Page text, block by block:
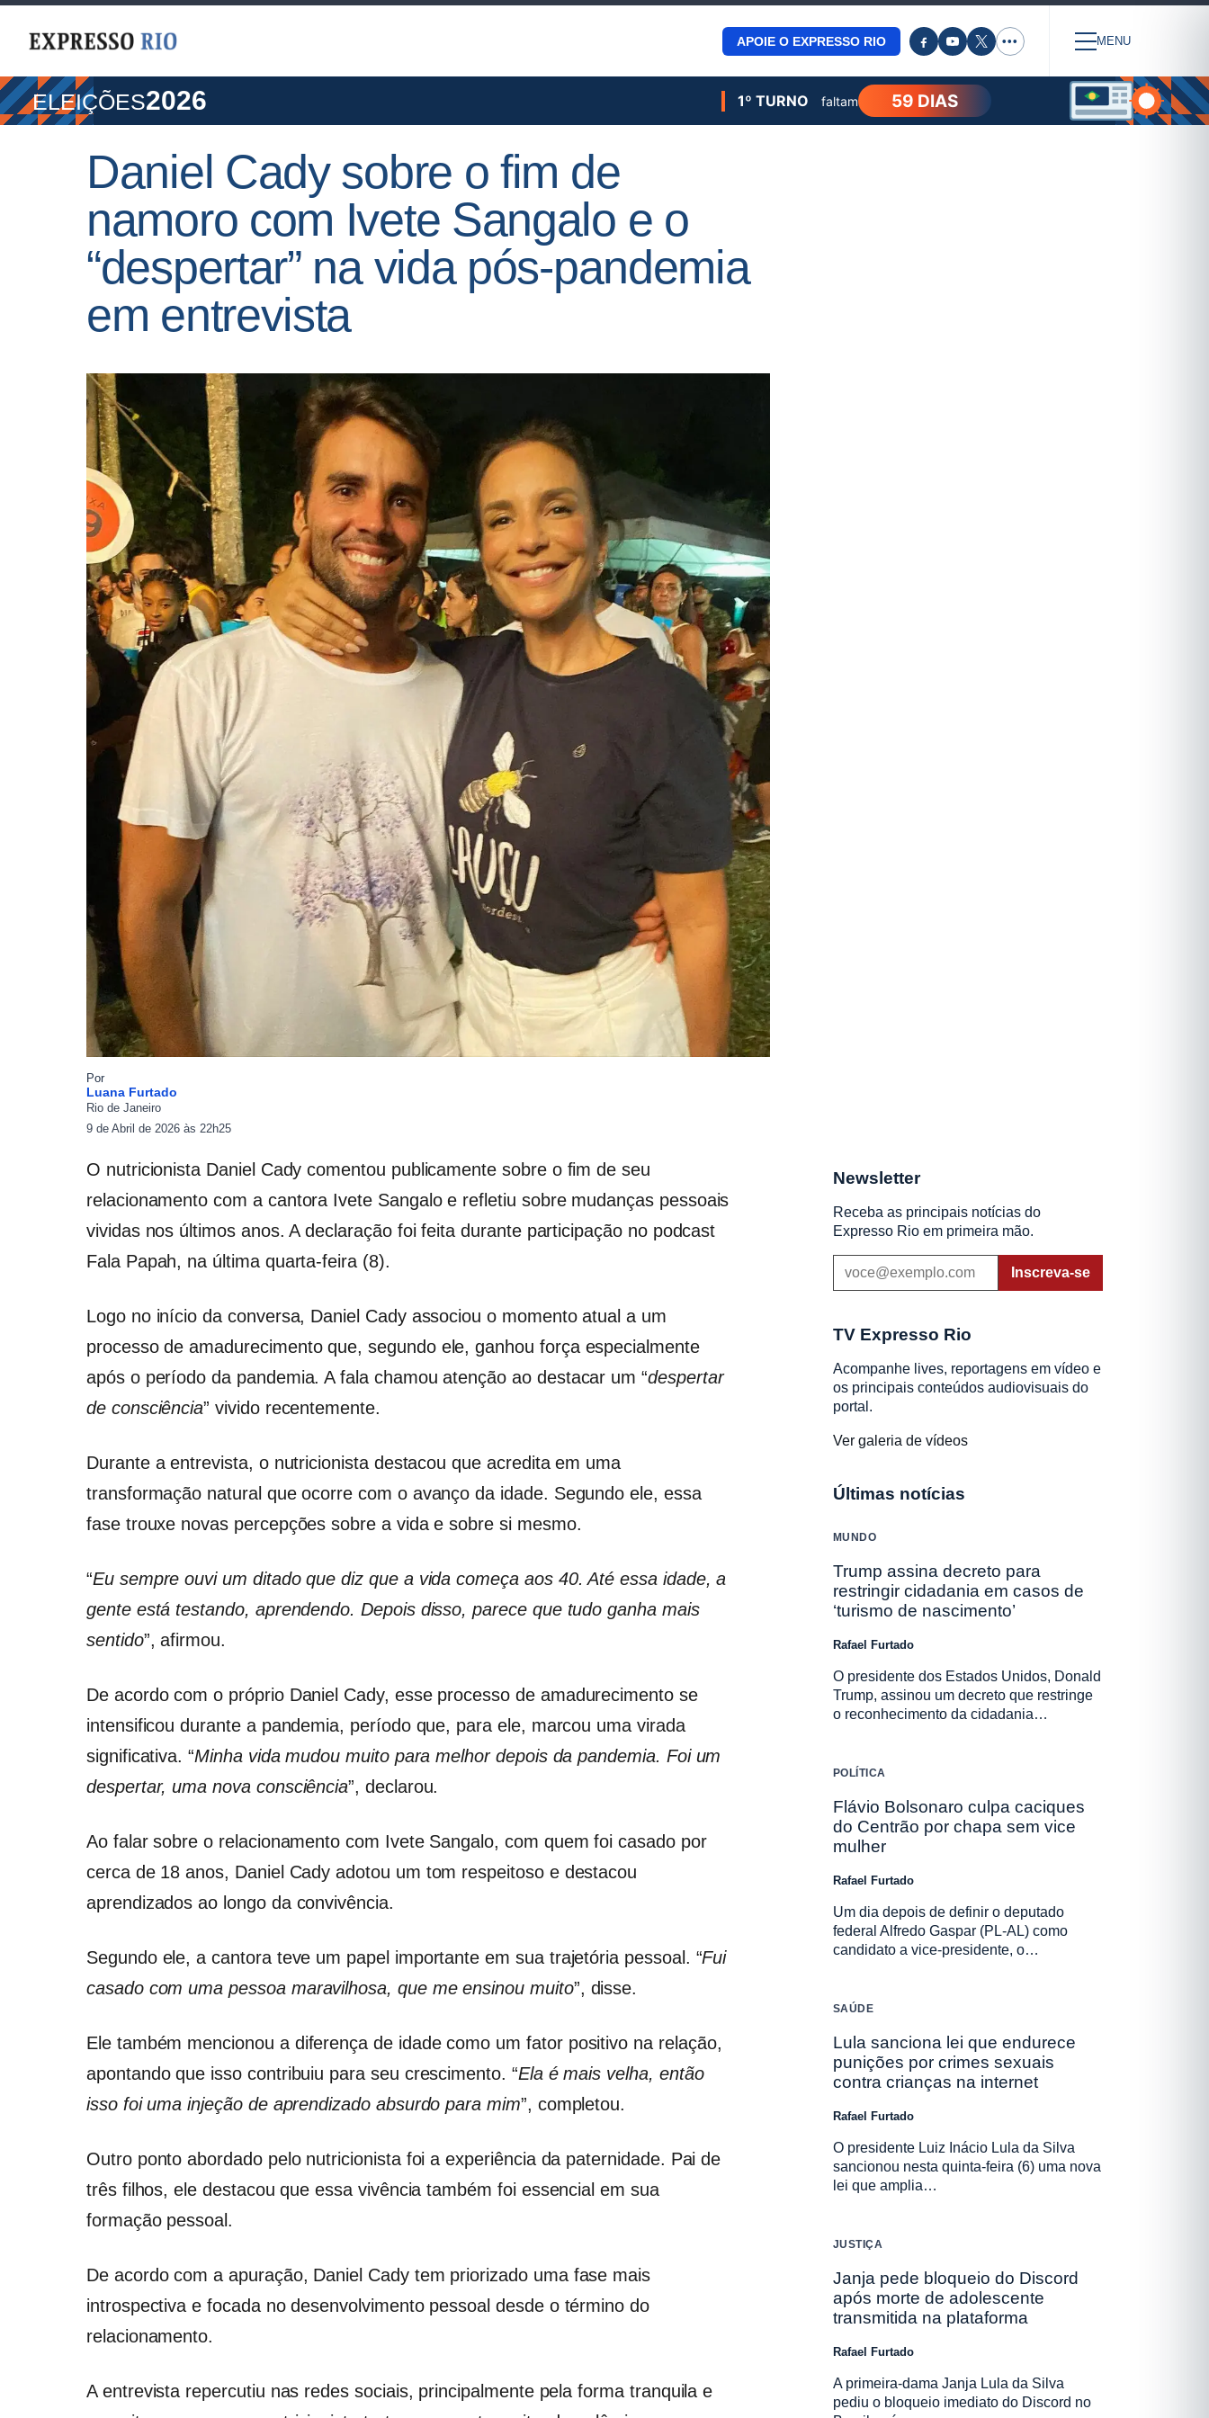
APOIE O EXPRESSO RIO ••• MENU
ELEIÇÕES2026 1º TURNO faltam 59 DIAS
Daniel Cady sobre o fim de
namoro com Ivete Sangalo e o
“despertar” na vida pós-pandemia
em entrevista
Por
Luana Furtado
Rio de Janeiro
9 de Abril de 2026 às 22h25
O nutricionista Daniel Cady comentou publicamente sobre o fim de seu
relacionamento com a cantora Ivete Sangalo e refletiu sobre mudanças pessoais
vividas nos últimos anos. A declaração foi feita durante participação no podcast
Fala Papah, na última quarta-feira (8).
Logo no início da conversa, Daniel Cady associou o momento atual a um
processo de amadurecimento que, segundo ele, ganhou força especialmente
após o período da pandemia. A fala chamou atenção ao destacar um “despertar
de consciência” vivido recentemente.
Durante a entrevista, o nutricionista destacou que acredita em uma
transformação natural que ocorre com o avanço da idade. Segundo ele, essa
fase trouxe novas percepções sobre a vida e sobre si mesmo.
“Eu sempre ouvi um ditado que diz que a vida começa aos 40. Até essa idade, a
gente está testando, aprendendo. Depois disso, parece que tudo ganha mais
sentido”, afirmou.
De acordo com o próprio Daniel Cady, esse processo de amadurecimento se
intensificou durante a pandemia, período que, para ele, marcou uma virada
significativa. “Minha vida mudou muito para melhor depois da pandemia. Foi um
despertar, uma nova consciência”, declarou.
Ao falar sobre o relacionamento com Ivete Sangalo, com quem foi casado por
cerca de 18 anos, Daniel Cady adotou um tom respeitoso e destacou
aprendizados ao longo da convivência.
Segundo ele, a cantora teve um papel importante em sua trajetória pessoal. “Fui
casado com uma pessoa maravilhosa, que me ensinou muito”, disse.
Ele também mencionou a diferença de idade como um fator positivo na relação,
apontando que isso contribuiu para seu crescimento. “Ela é mais velha, então
isso foi uma injeção de aprendizado absurdo para mim”, completou.
Outro ponto abordado pelo nutricionista foi a experiência da paternidade. Pai de
três filhos, ele destacou que essa vivência também foi essencial em sua
formação pessoal.
De acordo com a apuração, Daniel Cady tem priorizado uma fase mais
introspectiva e focada no desenvolvimento pessoal desde o término do
relacionamento.
A entrevista repercutiu nas redes sociais, principalmente pela forma tranquila e
Newsletter
Receba as principais notícias do
Expresso Rio em primeira mão.
Inscreva-se
TV Expresso Rio
Acompanhe lives, reportagens em vídeo e
os principais conteúdos audiovisuais do
portal.
Ver galeria de vídeos
Últimas notícias
MUNDO
Trump assina decreto para
restringir cidadania em casos de
‘turismo de nascimento’
Rafael Furtado
O presidente dos Estados Unidos, Donald
Trump, assinou um decreto que restringe
o reconhecimento da cidadania…
POLÍTICA
Flávio Bolsonaro culpa caciques
do Centrão por chapa sem vice
mulher
Rafael Furtado
Um dia depois de definir o deputado
federal Alfredo Gaspar (PL-AL) como
candidato a vice-presidente, o…
SAÚDE
Lula sanciona lei que endurece
punições por crimes sexuais
contra crianças na internet
Rafael Furtado
O presidente Luiz Inácio Lula da Silva
sancionou nesta quinta-feira (6) uma nova
lei que amplia…
JUSTIÇA
Janja pede bloqueio do Discord
após morte de adolescente
transmitida na plataforma
Rafael Furtado
A primeira-dama Janja Lula da Silva
pediu o bloqueio imediato do Discord no